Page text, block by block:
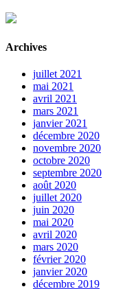
Archives
juillet 2021
mai 2021
avril 2021
mars 2021
janvier 2021
décembre 2020
novembre 2020
octobre 2020
septembre 2020
août 2020
juillet 2020
juin 2020
mai 2020
avril 2020
mars 2020
février 2020
janvier 2020
décembre 2019